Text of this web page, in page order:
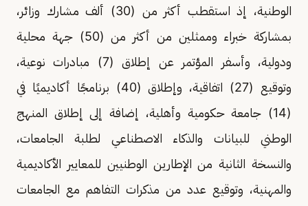
الوطنية، إذ استقطب أكثر من (30) ألف مشارك وزائر،
بمشاركة خبراء وممثلين من أكثر من (50) جهة محلية
ودولية، وأسفر المؤتمر عن إطلاق (7) مبادرات نوعية،
وتوقيع (27) اتفاقية، وإطلاق (40) برنامجًا أكاديميًا في
(14) جامعة حكومية وأهلية، إضافة إلى إطلاق المنهج
الوطني للبيانات والذكاء الاصطناعي لطلبة الجامعات،
والنسخة الثانية من الإطارين الوطنيين للمعايير الأكاديمية
والمهنية، وتوقيع عدد من مذكرات التفاهم مع الجامعات